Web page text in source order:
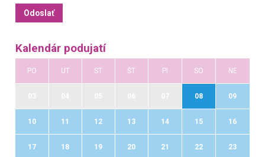
Kalendár podujatí
PO UT ST ŠT PI SO NE
08 09
10 11 12 13 14 15 16
17 18 19 20 21 22 23